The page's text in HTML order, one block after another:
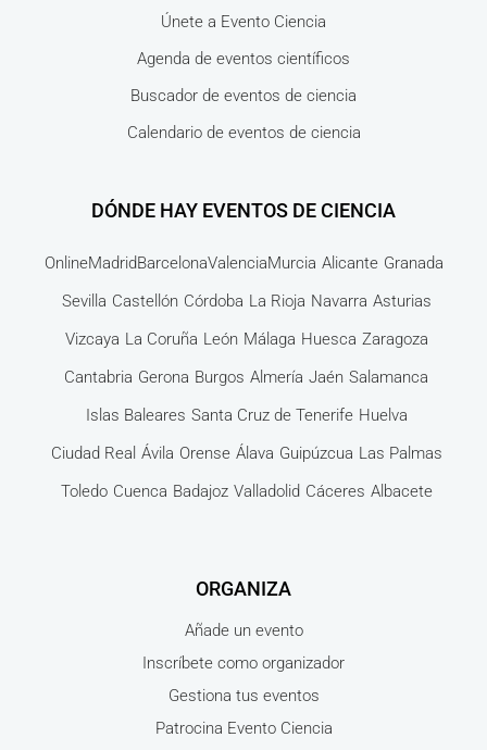
Únete a Evento Ciencia
Agenda de eventos científicos
Buscador de eventos de ciencia
Calendario de eventos de ciencia
DÓNDE HAY EVENTOS DE CIENCIA
OnlineMadridBarcelonaValenciaMurcia Alicante Granada
Sevilla Castellón Córdoba La Rioja Navarra Asturias
Vizcaya La Coruña León Málaga Huesca Zaragoza
Cantabria Gerona Burgos Almería Jaén Salamanca
Islas Baleares Santa Cruz de Tenerife Huelva
Ciudad Real Ávila Orense Álava Guipúzcua Las Palmas
Toledo Cuenca Badajoz Valladolid Cáceres Albacete
ORGANIZA
Añade un evento
Inscríbete como organizador
Gestiona tus eventos
Patrocina Evento Ciencia